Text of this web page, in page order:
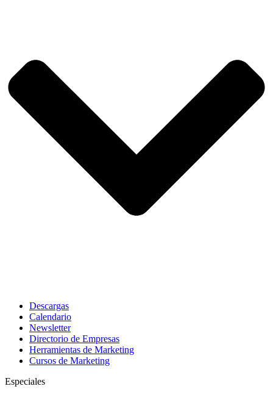
Descargas
Calendario
Newsletter
Directorio de Empresas
Herramientas de Marketing
Cursos de Marketing
Especiales